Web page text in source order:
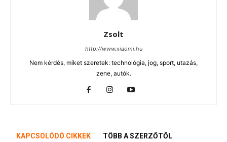
Zsolt
http://www.xiaomi.hu
Nem kérdés, miket szeretek: technológia, jog, sport, utazás,
zene, autók.
KAPCSOLÓDÓ CIKKEK TÖBB A SZERZŐTŐL